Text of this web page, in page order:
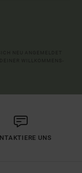
UNS